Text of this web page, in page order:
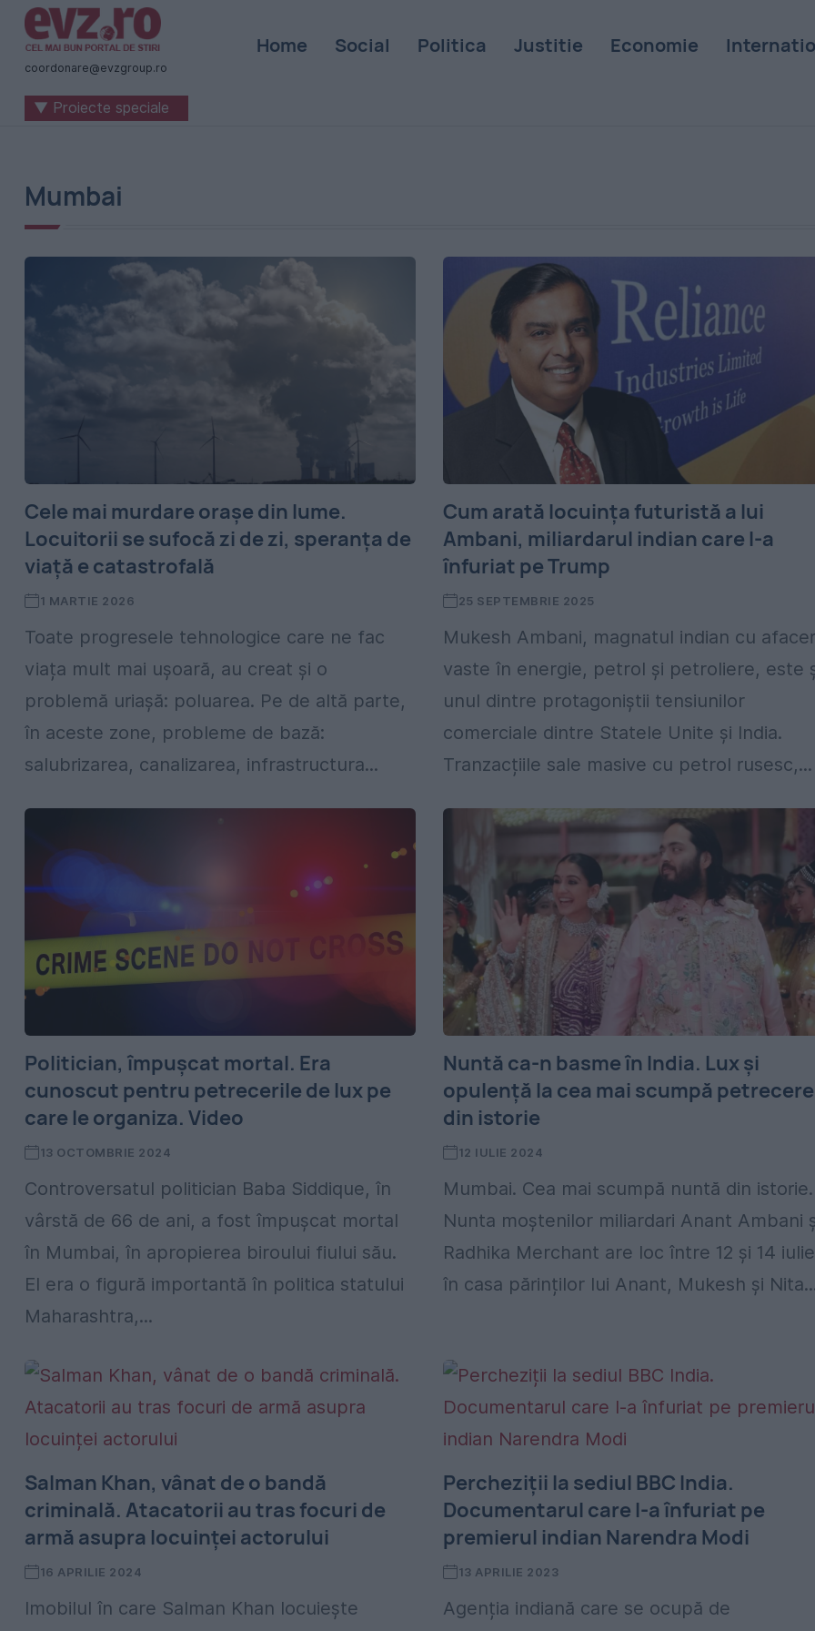
Știri
naționale
internaționale
România
-
coordonare@evzgroup.ro
Home Social Politica Justitie Economie
▼ Proiecte speciale
Mumbai
Cele mai murdare orașe din lume.
Locuitorii se sufocă zi de zi, speranța de
viață e catastrofală
1 MARTIE 2026
Toate progresele tehnologice care ne fac
viața mult mai ușoară, au creat și o
problemă uriașă: poluarea. Pe de altă parte,
în aceste zone, probleme de bază:
salubrizarea, canalizarea, infrastructura...
Cum arată locuința futuristă a lui
Ambani, miliardarul indian care l-a
înfuriat pe Trump
25 SEPTEMBRIE 2025
Mukesh Ambani, magnatul indian cu
vaste în energie, petrol și petroliere, este
unul dintre protagoniștii tensiunilor
comerciale dintre Statele Unite și India.
Tranzacțiile sale masive cu petrol rusesc,...
Politician, împuşcat mortal. Era
cunoscut pentru petrecerile de lux pe
care le organiza. Video
13 OCTOMBRIE 2024
Controversatul politician Baba Siddique, în
vârstă de 66 de ani, a fost împușcat mortal
în Mumbai, în apropierea biroului fiului său.
El era o figură importantă în politica statului
Maharashtra,...
Nuntă ca-n basme în India. Lux și
opulență la cea mai scumpă petrecere
din istorie
12 IULIE 2024
Mumbai. Cea mai scumpă nuntă din istorie.
Nunta moștenilor miliardari Anant Ambani
Radhika Merchant are loc între 12 și 14
în casa părinților lui Anant, Mukesh și
Salman Khan, vânat de o bandă
criminală. Atacatorii au tras focuri de
armă asupra locuinței actorului
16 APRILIE 2024
Imobilul în care Salman Khan locuiește
Percheziții la sediul BBC India.
Documentarul care l-a înfuriat pe
premierul indian Narendra Modi
13 APRILIE 2023
Agenția indiană care se ocupă de